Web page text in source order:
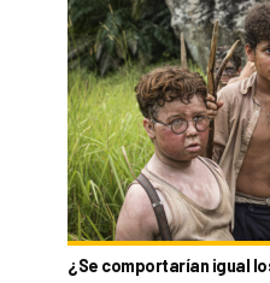
¿Se comportarían igual